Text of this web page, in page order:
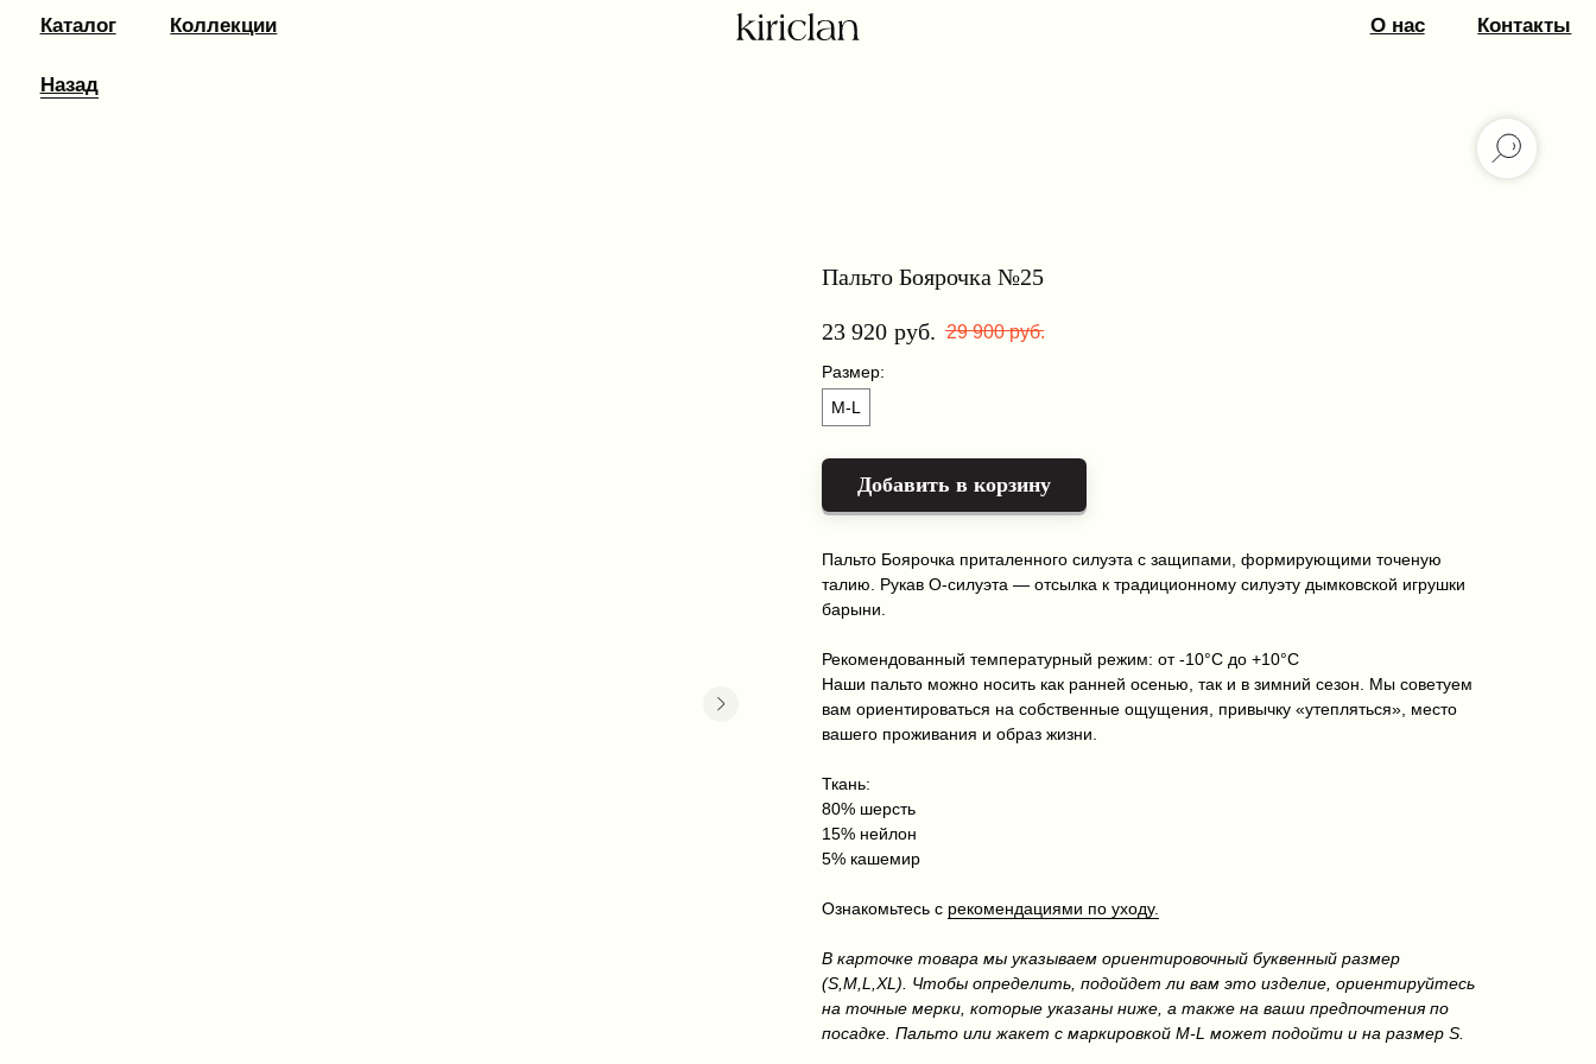
Каталог Коллекции Контакты
Назад
Пальто Боярочка №25
23 920 руб. 29 900 руб.
Размер:
M-L
Добавить в корзину
Пальто Боярочка приталенного силуэта с защипами, формирующими точеную
талию. Рукав О-силуэта — отсылка к традиционному силуэту дымковской игрушки
барыни.
Рекомендованный температурный режим: от -10°C до +10°C
Наши пальто можно носить как ранней осенью, так и в зимний сезон. Мы советуем
вам ориентироваться на собственные ощущения, привычку «утепляться», место
вашего проживания и образ жизни.
Ткань:
80% шерсть
15% нейлон
5% кашемир
Ознакомьтесь с рекомендациями по уходу.
В карточке товара мы указываем ориентировочный буквенный размер
(S,M,L,XL). Чтобы определить, подойдет ли вам это изделие, ориентируйтесь
на точные мерки, которые указаны ниже, а также на ваши предпочтения по
посадке. Пальто или жакет с маркировкой M-L может подойти и на размер S.